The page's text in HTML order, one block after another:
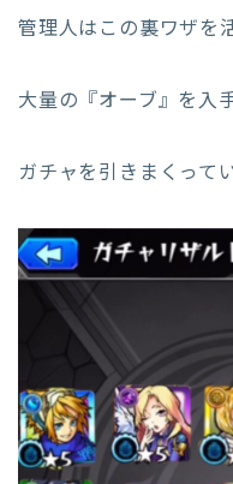
管理人はこの裏ワザを
大量の『オーブ』を入
ガチャを引きまくって